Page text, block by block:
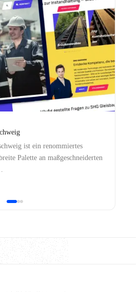
ist ein renommiertes
Palette an maßgeschneiderten